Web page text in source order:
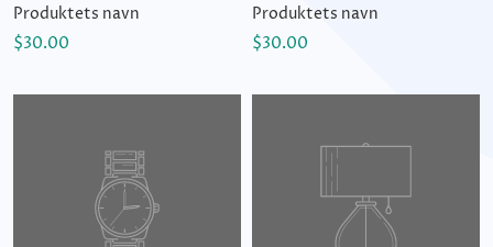
Produktets navn
$30.00
Produktets navn
$30.00